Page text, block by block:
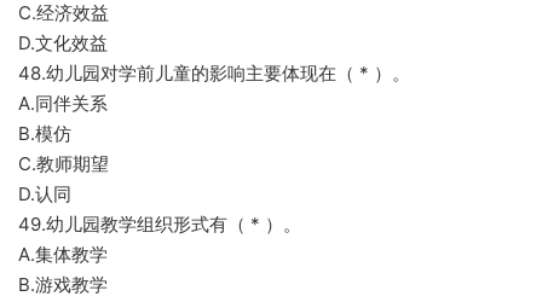
C.经济效益
D.文化效益
48.幼儿园对学前儿童的影响主要体现在（ * ）。
A.同伴关系
B.模仿
C.教师期望
D.认同
49.幼儿园教学组织形式有（ * ）。
A.集体教学
B.游戏教学